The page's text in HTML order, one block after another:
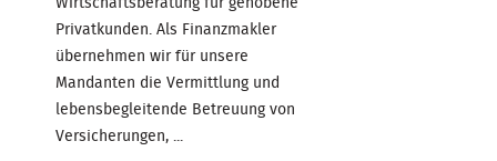
Privatkunden. Als Finanzmakler
übernehmen wir für unsere
Mandanten die Vermittlung und
lebensbegleitende Betreuung von
Versicherungen, ...